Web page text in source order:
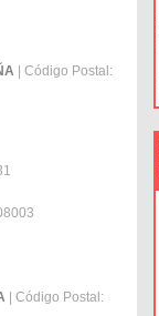
| Código Postal:
| Código Postal: